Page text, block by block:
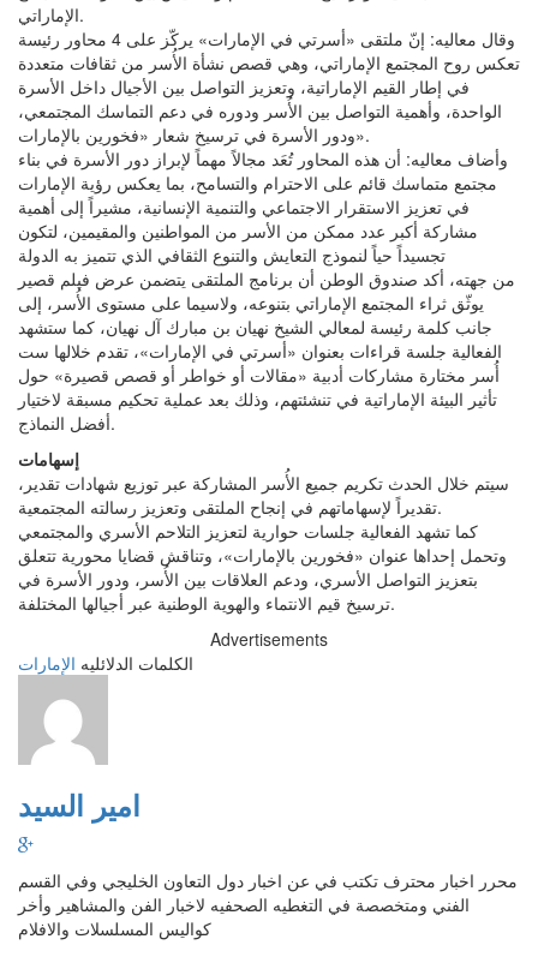
الإماراتي.
وقال معاليه: إنّ ملتقى «أسرتي في الإمارات» يركّز على 4 محاور رئيسة
تعكس روح المجتمع الإماراتي، وهي قصص نشأة الأُسر من ثقافات متعددة
في إطار القيم الإماراتية، وتعزيز التواصل بين الأجيال داخل الأسرة
الواحدة، وأهمية التواصل بين الأُسر ودوره في دعم التماسك المجتمعي،
ودور الأسرة في ترسيخ شعار «فخورين بالإمارات».
وأضاف معاليه: أن هذه المحاور تُعَد مجالاً مهماً لإبراز دور الأسرة في بناء
مجتمع متماسك قائم على الاحترام والتسامح، بما يعكس رؤية الإمارات
في تعزيز الاستقرار الاجتماعي والتنمية الإنسانية، مشيراً إلى أهمية
مشاركة أكبر عدد ممكن من الأسر من المواطنين والمقيمين، لتكون
تجسيداً حياً لنموذج التعايش والتنوع الثقافي الذي تتميز به الدولة
من جهته، أكد صندوق الوطن أن برنامج الملتقى يتضمن عرض فيلم قصير
يوثّق ثراء المجتمع الإماراتي بتنوعه، ولاسيما على مستوى الأُسر، إلى
جانب كلمة رئيسة لمعالي الشيخ نهيان بن مبارك آل نهيان، كما ستشهد
الفعالية جلسة قراءات بعنوان «أسرتي في الإمارات»، تقدم خلالها ست
أُسر مختارة مشاركات أدبية «مقالات أو خواطر أو قصص قصيرة» حول
تأثير البيئة الإماراتية في تنشئتهم، وذلك بعد عملية تحكيم مسبقة لاختيار
أفضل النماذج.
سيتم خلال الحدث تكريم جميع الأُسر المشاركة عبر توزيع شهادات تقدير،
تقديراً لإسهاماتهم في إنجاح الملتقى وتعزيز رسالته المجتمعية.
كما تشهد الفعالية جلسات حوارية لتعزيز التلاحم الأسري والمجتمعي
وتحمل إحداها عنوان «فخورين بالإمارات»، وتناقش قضايا محورية تتعلق
بتعزيز التواصل الأسري، ودعم العلاقات بين الأُسر، ودور الأسرة في
ترسيخ قيم الانتماء والهوية الوطنية عبر أجيالها المختلفة.
Advertisements
الكلمات الدلائليه الإمارات
امير السيد
محرر اخبار محترف تكتب في عن اخبار دول التعاون الخليجي وفي القسم
الفني ومتخصصة في التغطيه الصحفيه لاخبار الفن والمشاهير وأخر
كواليس المسلسلات والافلام